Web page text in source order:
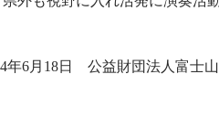
年6月18日　公益財団法人富士